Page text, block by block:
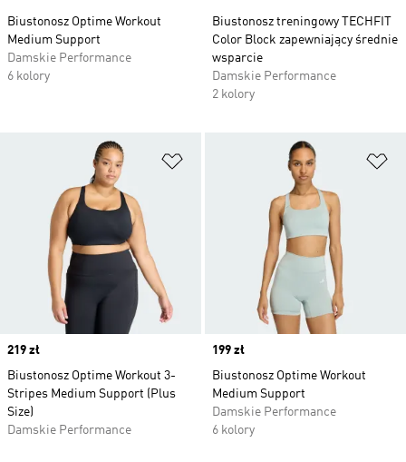
Biustonosz Optime Workout
Medium Support
Damskie Performance
6 kolory
Biustonosz treningowy TECHFIT
Color Block zapewniający średnie
wsparcie
Damskie Performance
2 kolory
Dodaj do listy życzeń
Price
219 zł
Biustonosz Optime Workout 3-
Stripes Medium Support (Plus
Size)
Damskie Performance
Price
199 zł
Biustonosz Optime Workout
Medium Support
Damskie Performance
6 kolory